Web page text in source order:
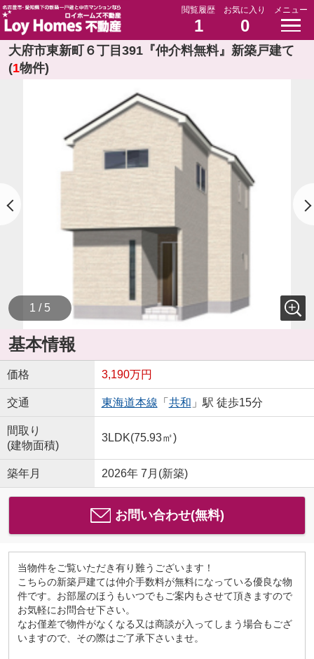
閲覧履歴
1
お気に入り
0
メニュー
大府市東新町６丁目391『仲介料無料』新築戸建て
(1物件)
1 / 5
基本情報
価格 3,190万円
交通 東海道本線 「 共和 」駅 徒歩15分
間取り
(建物面積)
3LDK(75.93㎡)
築年月 2026年 7月(新築)
お問い合わせ(無料)
当物件をご覧いただき有り難うございます！
こちらの新築戸建ては仲介手数料が無料になっている優良な物
件です。お部屋のほうもいつでもご案内もさせて頂きますので
お気軽にお問合せ下さい。
なお僅差で物件がなくなる又は商談が入ってしまう場合もござ
いますので、その際はご了承下さいませ。